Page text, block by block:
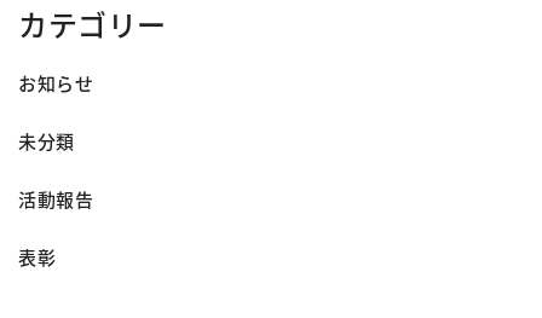
カテゴリー
お知らせ
未分類
活動報告
表彰